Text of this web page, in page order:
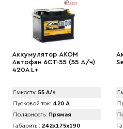
Аккумулятор AKOM
Автофан 6CT-55 (55 А/ч)
420А L+
Емкость: 55 А/ч
Пусковой ток: 420 А
Полярность: Прямая
Габариты: 242x175x190